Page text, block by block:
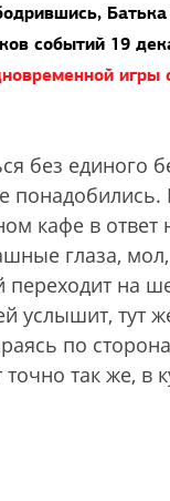
событий 19
игры
без единого
кафе в
глаза,
переходит на
услышит, тут
по
так же, в